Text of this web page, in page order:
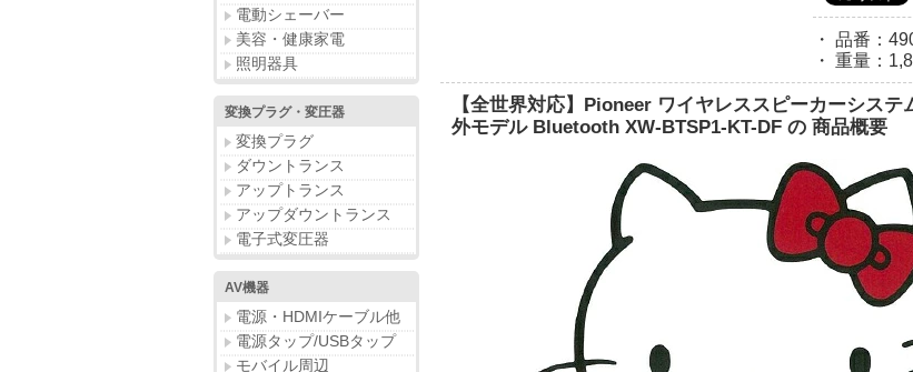
電動シェーバー
美容・健康家電
照明器具
変換プラグ・変圧器
変換プラグ
ダウントランス
アップトランス
アップダウントランス
電子式変圧器
AV機器
電源・HDMIケーブル他
電源タップ/USBタップ
モバイル周辺
・ 品番：
・ 重量：
【全世界対応】Pioneer ワイヤレススピーカーシス
外モデル Bluetooth XW-BTSP1-KT-DF の 商品概要